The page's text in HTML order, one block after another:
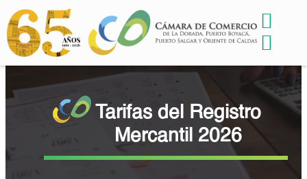
Tarifas del Registro
Mercantil 2026